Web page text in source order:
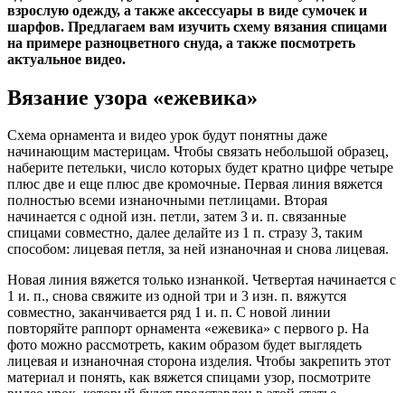
взрослую одежду, а также аксессуары в виде сумочек и
шарфов. Предлагаем вам изучить схему вязания спицами
на примере разноцветного снуда, а также посмотреть
актуальное видео.
Вязание узора «ежевика»
Схема орнамента и видео урок будут понятны даже
начинающим мастерицам. Чтобы связать небольшой образец,
наберите петельки, число которых будет кратно цифре четыре
плюс две и еще плюс две кромочные. Первая линия вяжется
полностью всеми изнаночными петлицами. Вторая
начинается с одной изн. петли, затем 3 и. п. связанные
спицами совместно, далее делайте из 1 п. стразу 3, таким
способом: лицевая петля, за ней изнаночная и снова лицевая.
Новая линия вяжется только изнанкой. Четвертая начинается с
1 и. п., снова свяжите из одной три и 3 изн. п. вяжутся
совместно, заканчивается ряд 1 и. п. С новой линии
повторяйте раппорт орнамента «ежевика» с первого р. На
фото можно рассмотреть, каким образом будет выглядеть
лицевая и изнаночная сторона изделия. Чтобы закрепить этот
материал и понять, как вяжется спицами узор, посмотрите